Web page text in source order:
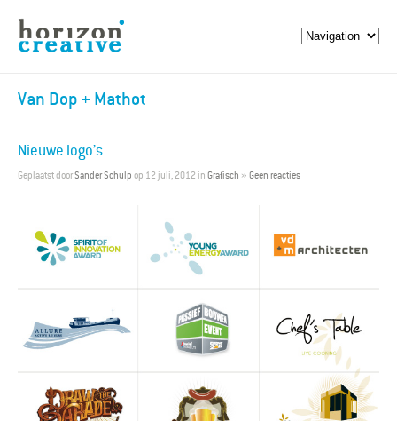
Van Dop + Mathot
Nieuwe logo’s
Geplaatst doorSander Schulp op 12 juli, 2012 in Grafisch » Geen reacties